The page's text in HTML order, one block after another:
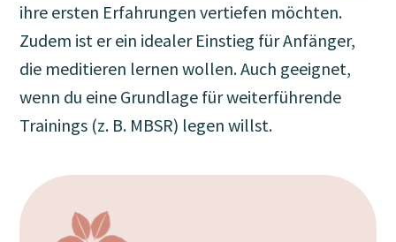
ihre ersten Erfahrungen vertiefen möchten.
Zudem ist er ein idealer Einstieg für Anfänger,
die meditieren lernen wollen. Auch geeignet,
wenn du eine Grundlage für weiterführende
Trainings (z. B. MBSR) legen willst.